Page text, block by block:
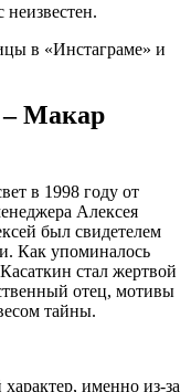
в «Инстаграме» и
Макар
в 1998 году от
Алексея
был свидетелем
Как упоминалось
стал жертвой
отец, мотивы
тайны.
именно из-за